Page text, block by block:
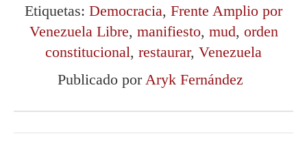
Etiquetas: Democracia, Frente Amplio por
Venezuela Libre, manifiesto, mud, orden
constitucional, restaurar, Venezuela
Publicado porAryk Fernández